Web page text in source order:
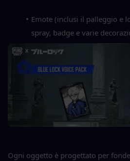
Emote (inclusi il palleggio e
spray, badge e varie
Ogni oggetto è progettato per